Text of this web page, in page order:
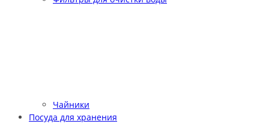
Чайники
Посуда для хранения